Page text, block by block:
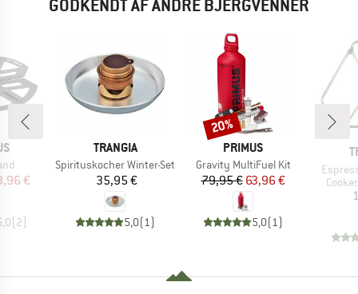
GODKENDT AF ANDRE BJERGVENNER
pris
€
(2)
MÆRKE
TRANGIA
Artikel
Spirituskocher Winter-Set
Pris
35,95 €
5,0(1)
MÆRKE
PRIMUS
Artikel
Gravity MultiFuel Kit
Pris
79,95 €Nedsat pris
63,96 €
5,0(1)
Rabat
20%
Artikel